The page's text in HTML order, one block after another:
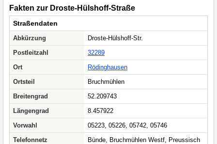
Fakten zur Droste-Hülshoff-Straße
Straßendaten
Abkürzung
Droste-Hülshoff-Str.
Postleitzahl
32289
Ort
Rödinghausen
Ortsteil
Bruchmühlen
Breitengrad
52.209743
Längengrad
8.457922
Vorwahl
05223, 05226, 05742, 05746
Telefonnetz
Bünde, Bruchmühlen Westf, Preussisch